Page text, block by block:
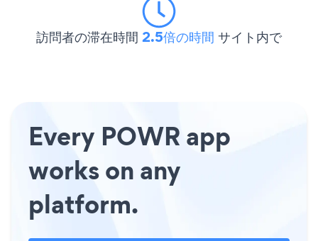
訪問者の滞在時間 2.5倍の時間 サイト内で
Every POWR app
works on any
platform.